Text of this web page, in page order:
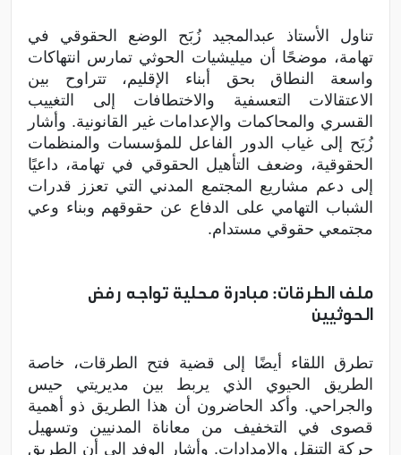
تناول الأستاذ عبدالمجيد زُبَح الوضع الحقوقي في
تهامة، موضحًا أن ميليشيات الحوثي تمارس انتهاكات
واسعة النطاق بحق أبناء الإقليم، تتراوح بين
الاعتقالات التعسفية والاختطافات إلى التغييب
القسري والمحاكمات والإعدامات غير القانونية. وأشار
زُبَح إلى غياب الدور الفاعل للمؤسسات والمنظمات
الحقوقية، وضعف التأهيل الحقوقي في تهامة، داعيًا
إلى دعم مشاريع المجتمع المدني التي تعزز قدرات
الشباب التهامي على الدفاع عن حقوقهم وبناء وعي
مجتمعي حقوقي مستدام.
ملف الطرقات: مبادرة محلية تواجه رفض
الحوثيين
تطرق اللقاء أيضًا إلى قضية فتح الطرقات، خاصة
الطريق الحيوي الذي يربط بين مديريتي حيس
والجراحي. وأكد الحاضرون أن هذا الطريق ذو أهمية
قصوى في التخفيف من معاناة المدنيين وتسهيل
حركة التنقل والإمدادات. وأشار الوفد إلى أن الطريق